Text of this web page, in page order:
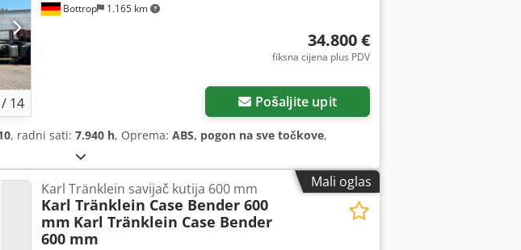
/ 14
Bottrop 1.165 km
34.800 €
fiksna cijena plus PDV
Pošaljite upit
, radni sati: 7.940 h, Oprema: ABS, pogon na sve točkove,
Mali oglas
Karl Tränklein savijač kutija 600 mm
Karl Tränklein Case Bender 600
mm Karl Tränklein Case Bender
600 mm